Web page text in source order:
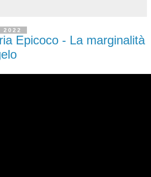
Epicoco - La marginalità